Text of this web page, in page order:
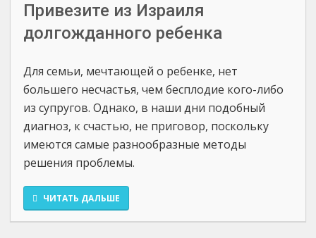
Привезите из Израиля
долгожданного ребенка
Для семьи, мечтающей о ребенке, нет
большего несчастья, чем бесплодие кого-либо
из супругов. Однако, в наши дни подобный
диагноз, к счастью, не приговор, поскольку
имеются самые разнообразные методы
решения проблемы.
ЧИТАТЬ ДАЛЬШЕ